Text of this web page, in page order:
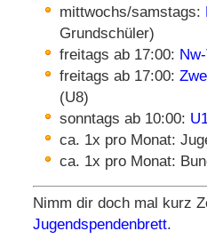
mittwochs/samstags:
Grundschüler)
freitags ab 17:00:
freitags ab 17:00:
(U8)
sonntags ab 10:00:
ca. 1x pro Monat:
ca. 1x pro Monat:
Nimm dir doch mal kurz
Jugendspendenbrett.